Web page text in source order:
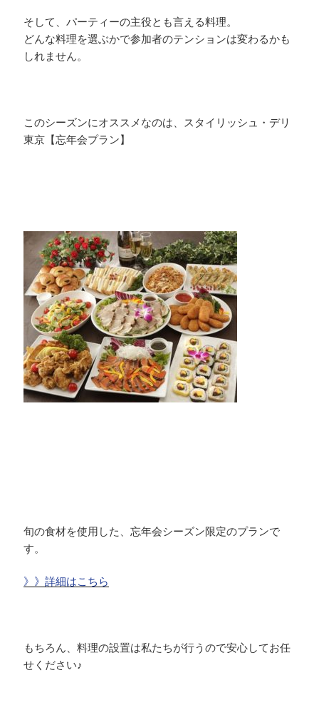
そして、パーティーの主役とも言える料理。
どんな料理を選ぶかで参加者のテンションは変わるかも
しれません。
このシーズンにオススメなのは、スタイリッシュ・デリ
東京【忘年会プラン】
旬の食材を使用した、忘年会シーズン限定のプランで
す。
》》詳細はこちら
もちろん、料理の設置は私たちが行うので安心してお任
せください♪